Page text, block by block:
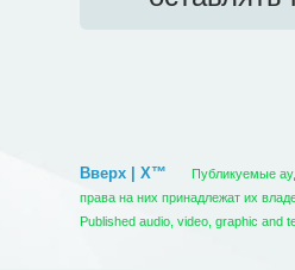
Вверх | X™
Публикуемые
права на них принадлежат их
Published audio, video, graphic